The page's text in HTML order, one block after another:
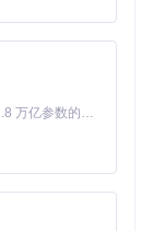
Kimi K3 是Kimi能力最强的模型：这是一个拥有 2.8 万亿参数的混合专家（MoE）模型，具备原生视觉理解能力，并支持 100 万 token 的上下文窗口。